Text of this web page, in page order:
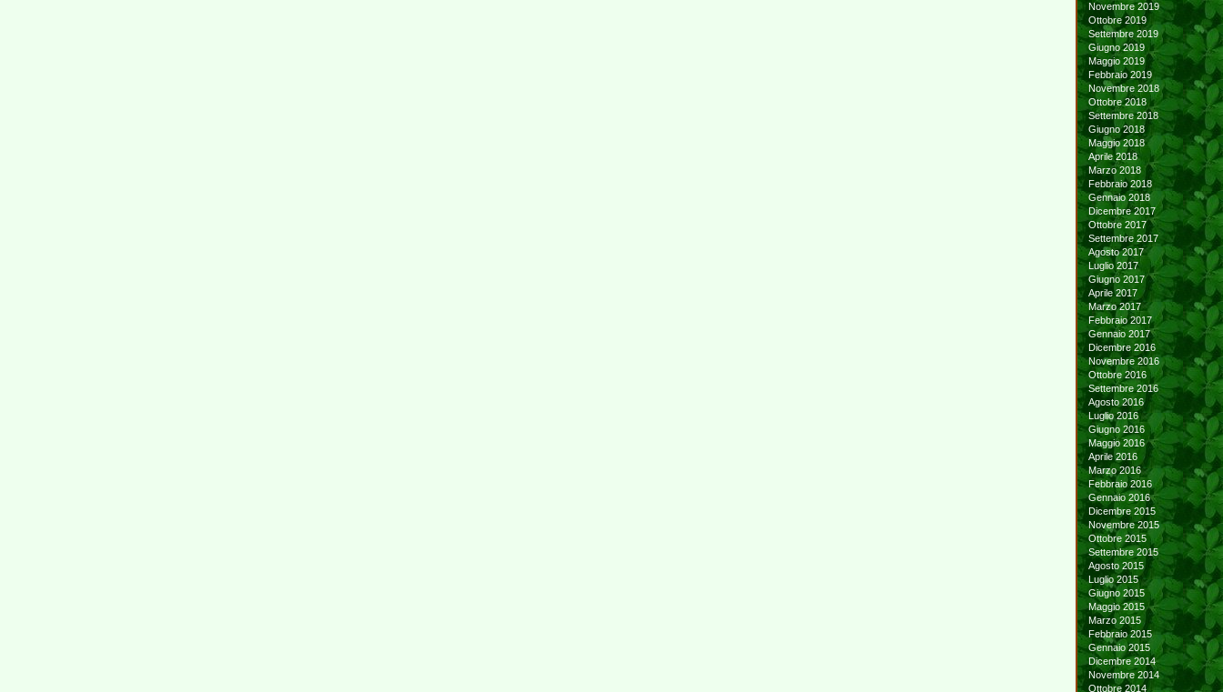
Novembre 2019
Ottobre 2019
Settembre 2019
Giugno 2019
Maggio 2019
Febbraio 2019
Novembre 2018
Ottobre 2018
Settembre 2018
Giugno 2018
Maggio 2018
Aprile 2018
Marzo 2018
Febbraio 2018
Gennaio 2018
Dicembre 2017
Ottobre 2017
Settembre 2017
Agosto 2017
Luglio 2017
Giugno 2017
Aprile 2017
Marzo 2017
Febbraio 2017
Gennaio 2017
Dicembre 2016
Novembre 2016
Ottobre 2016
Settembre 2016
Agosto 2016
Luglio 2016
Giugno 2016
Maggio 2016
Aprile 2016
Marzo 2016
Febbraio 2016
Gennaio 2016
Dicembre 2015
Novembre 2015
Ottobre 2015
Settembre 2015
Agosto 2015
Luglio 2015
Giugno 2015
Maggio 2015
Marzo 2015
Febbraio 2015
Gennaio 2015
Dicembre 2014
Novembre 2014
Ottobre 2014